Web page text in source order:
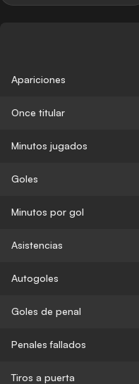
Apariciones
Once titular
Minutos jugados
Goles
Minutos por gol
Asistencias
Autogoles
Goles de penal
Penales fallados
Tiros a puerta